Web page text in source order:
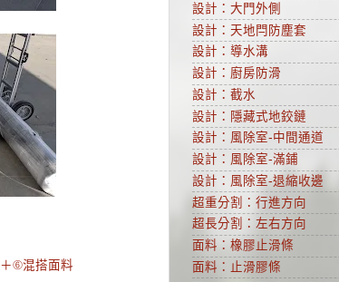
⑥混搭面料
設計：大門外側
設計：天地閂防塵套
設計：導水溝
設計：廚房防滑
設計：截水
設計：隱藏式地鉸鏈
設計：風除室-中間通道
設計：風除室-滿鋪
設計：風除室-退縮收邊
超重分割：行進方向
超長分割：左右方向
面料：橡膠止滑條
面料：止滑膠條